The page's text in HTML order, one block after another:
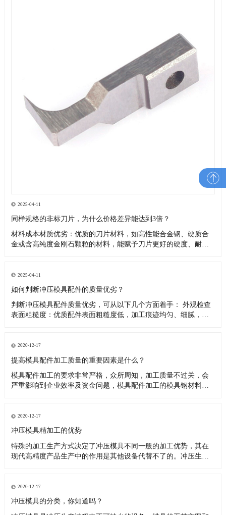
2025-04-11
同样规格的非标刀片，为什么价格差异能达到3倍？
材料成本材质优劣：优质的刀片材料，如高性能合金钢、硬质合
金或含高纯度金刚石颗粒的材料，能赋予刀片更好的硬度、耐磨
宜。品牌和产地：不同品牌的材料，由于生产工艺、质量控制和
品牌价值的差异，价
2025-04-11
如何判断冲压模具配件的质量优劣？
判断冲压模具配件质量优劣，可从以下几个方面着手： 外观检查
表面粗糙度：优质配件表面粗糙度低，加工痕迹均匀、细腻，无
用卡尺、千分尺等量具测量配件关键尺寸，需与设计图纸精确相
符，公差控制
2020-12-17
提高模具配件加工质量的重要因素是什么？
模具配件加工的要求非常严格，众所周知，加工质量不过关，会
严重影响到企业效率及资金问题，模具配件加工的模具钢材料硬
设计制造水平，多种沟槽、多种材质在一套模具中成形或组装成
组件的多功能复合
2020-12-17
冲压模具精加工的优势
特殊的加工生产方式决定了冲压模具不同一般的加工优势，其在
现代高精度产品生产中的作用是其他设备代替不了的。冲压生产
（1）表面光亮。很多机械产品在最后一道工序都要进行表面抛
光，这主要是为
2020-12-17
冲压模具的分类，你知道吗？